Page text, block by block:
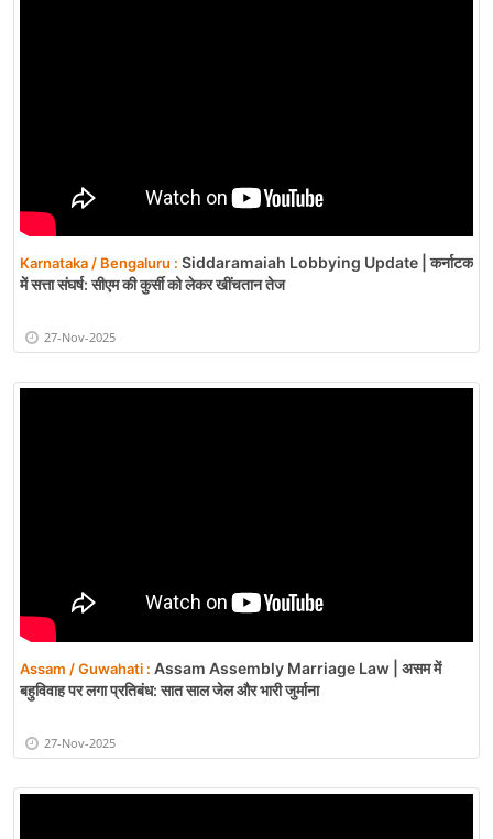
Karnataka / Bengaluru : Siddaramaiah Lobbying Update | कर्नाटक
में सत्ता संघर्ष: सीएम की कुर्सी को लेकर खींचतान तेज
27-Nov-2025
Assam / Guwahati : Assam Assembly Marriage Law | असम में
बहुविवाह पर लगा प्रतिबंध: सात साल जेल और भारी जुर्माना
27-Nov-2025